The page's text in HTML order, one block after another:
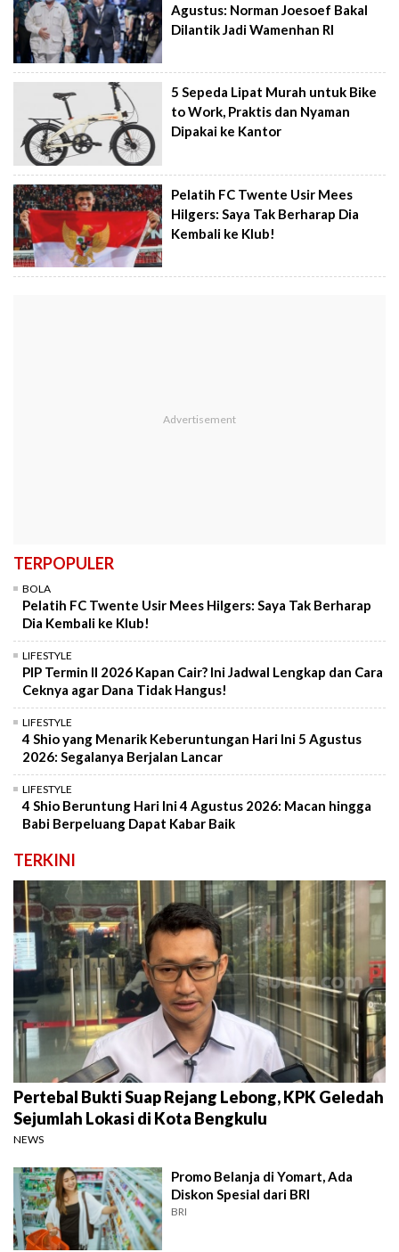
Agustus: Norman Joesoef Bakal
Dilantik Jadi Wamenhan RI
5 Sepeda Lipat Murah untuk Bike
to Work, Praktis dan Nyaman
Dipakai ke Kantor
Pelatih FC Twente Usir Mees
Hilgers: Saya Tak Berharap Dia
Kembali ke Klub!
TERPOPULER
BOLA
Pelatih FC Twente Usir Mees Hilgers: Saya Tak Berharap
Dia Kembali ke Klub!
LIFESTYLE
PIP Termin II 2026 Kapan Cair? Ini Jadwal Lengkap dan Cara
Ceknya agar Dana Tidak Hangus!
LIFESTYLE
4 Shio yang Menarik Keberuntungan Hari Ini 5 Agustus
2026: Segalanya Berjalan Lancar
LIFESTYLE
4 Shio Beruntung Hari Ini 4 Agustus 2026: Macan hingga
Babi Berpeluang Dapat Kabar Baik
TERKINI
Pertebal Bukti Suap Rejang Lebong, KPK Geledah
Sejumlah Lokasi di Kota Bengkulu
NEWS
Promo Belanja di Yomart, Ada
Diskon Spesial dari BRI
BRI